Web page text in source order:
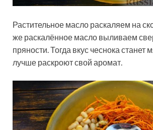
Растительное масло раскаляем на
же раскалённое масло выливаем
пряности. Тогда вкус чеснока станет
лучше раскроют свой аромат.